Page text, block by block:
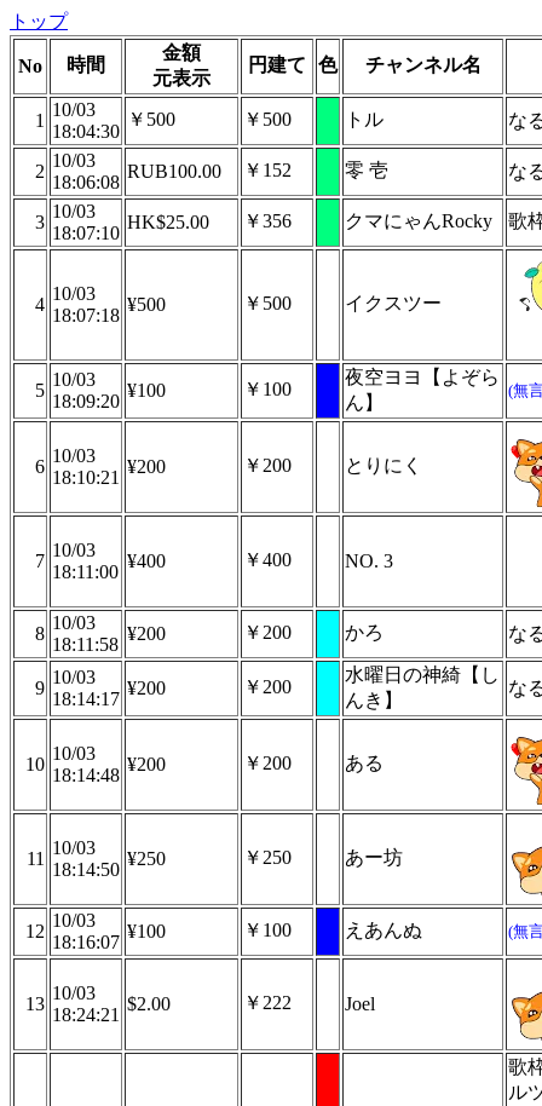
トップ
No 時間
金額
元表示
円建て 色 チャンネル名
1
10/03
18:04:30
￥500 ￥500 トル な
2
10/03
18:06:08
RUB100.00 ￥152 零 壱 な
3
10/03
18:07:10
HK$25.00 ￥356 クマにゃんRocky 歌
4
10/03
18:07:18
¥500 ￥500 イクスツー
5
10/03
18:09:20
¥100 ￥100
夜空ヨヨ【よぞら
ん】
(無
6
10/03
18:10:21
¥200 ￥200 とりにく
7
10/03
18:11:00
¥400 ￥400 NO. 3
8
10/03
18:11:58
¥200 ￥200 かろ な
9
10/03
18:14:17
¥200 ￥200
水曜日の神綺【し
んき】
な
10
10/03
18:14:48
¥200 ￥200 ある
11
10/03
18:14:50
¥250 ￥250 あー坊
12
10/03
18:16:07
¥100 ￥100 えあんぬ (無
13
10/03
18:24:21
$2.00 ￥222 Joel
歌
ル